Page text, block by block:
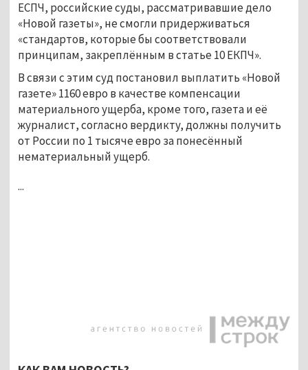
ЕСПЧ, российские суды, рассматривавшие дело
«Новой газеты», не смогли придерживаться
«стандартов, которые бы соответствовали
принципам, закреплённым в статье 10 ЕКПЧ».
В связи с этим суд постановил выплатить «Новой
газете» 1160 евро в качестве компенсации
материального ущерба, кроме того, газета и её
журналист, согласно вердикту, должны получить
от России по 1 тысяче евро за понесённый
нематериальный ущерб.
...